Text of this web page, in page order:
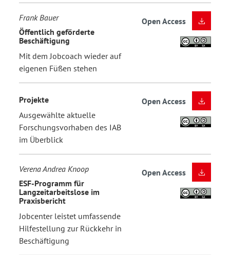
Frank Bauer
Öffentlich geförderte
Beschäftigung
Mit dem Jobcoach wieder auf
eigenen Füßen stehen
Open Access
Projekte
Ausgewählte aktuelle
Forschungsvorhaben des IAB
im Überblick
Open Access
Verena Andrea Knoop
ESF-Programm für
Langzeitarbeitslose im
Praxisbericht
Jobcenter leistet umfassende
Hilfestellung zur Rückkehr in
Beschäftigung
Open Access